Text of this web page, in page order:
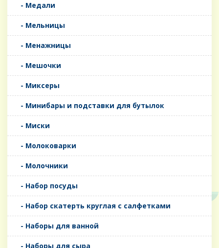
- Медали
- Мельницы
- Менажницы
- Мешочки
- Миксеры
- Минибары и подставки для бутылок
- Миски
- Молоковарки
- Молочники
- Набор посуды
- Набор скатерть круглая с салфетками
- Наборы для ванной
- Наборы для сыра